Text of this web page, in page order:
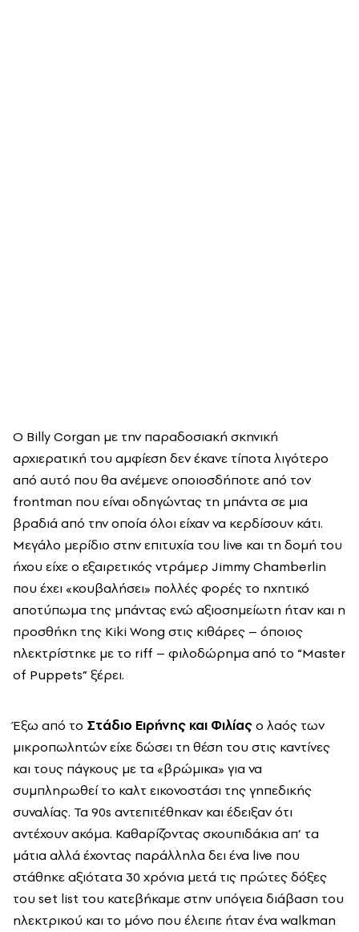
O BillyCorgan με την παραδοσιακή σκηνική
αρχιερατική του αμφίεση δεν έκανε τίποτα λιγότερο
από αυτό που θα ανέμενε οποιοσδήποτε από τον
frontman που είναι οδηγώντας τη μπάντα σε μια
βραδιά από την οποία όλοι είχαν να κερδίσουν κάτι.
Μεγάλο μερίδιο στην επιτυχία του live και τη δομή του
ήχου είχε ο εξαιρετικός ντράμερ JimmyChamberlin
που έχει «κουβαλήσει» πολλές φορές το ηχητικό
αποτύπωμα της μπάντας ενώ αξιοσημείωτη ήταν και η
προσθήκη της KikiWong στις κιθάρες – όποιος
ηλεκτρίστηκε με το riff – φιλοδώρημα από το “Master
of Puppets” ξέρει.
Έξω από το Στάδιο Ειρήνης και Φιλίαςο λαός των
μικροπωλητών είχε δώσει τη θέση του στις καντίνες
και τους πάγκους με τα «βρώμικα» για να
συμπληρωθεί το καλτ εικονοστάσι της γηπεδικής
συναλίας. Τα 90s αντεπιτέθηκαν και έδειξαν ότι
αντέχουν ακόμα. Καθαρίζοντας σκουπιδάκια απ’ τα
μάτια αλλά έχοντας παράλληλα δει ένα live που
στάθηκε αξιότατα 30 χρόνια μετά τις πρώτες δόξες
του set list του κατεβήκαμε στην υπόγεια διάβαση του
ηλεκτρικού και το μόνο που έλειπε ήταν ένα walkman